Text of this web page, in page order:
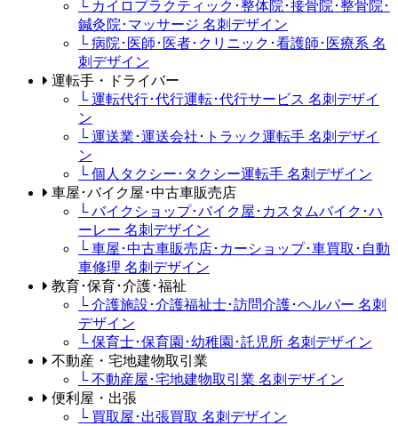
└ カイロプラクティック･整体院･接骨院･整骨院･
鍼灸院･マッサージ 名刺デザイン
└ 病院･医師･医者･クリニック･看護師･医療系 名
刺デザイン
運転手・ドライバー
└ 運転代行･代行運転･代行サービス 名刺デザイ
ン
└ 運送業･運送会社･トラック運転手 名刺デザイ
ン
└ 個人タクシー･タクシー運転手 名刺デザイン
車屋･バイク屋･中古車販売店
└ バイクショップ･バイク屋･カスタムバイク･ハ
ーレー 名刺デザイン
└ 車屋･中古車販売店･カーショップ･車買取･自動
車修理 名刺デザイン
教育･保育･介護･福祉
└ 介護施設･介護福祉士･訪問介護･ヘルパー 名刺
デザイン
└ 保育士･保育園･幼稚園･託児所 名刺デザイン
不動産・宅地建物取引業
└ 不動産屋･宅地建物取引業 名刺デザイン
便利屋・出張
└ 買取屋･出張買取 名刺デザイン